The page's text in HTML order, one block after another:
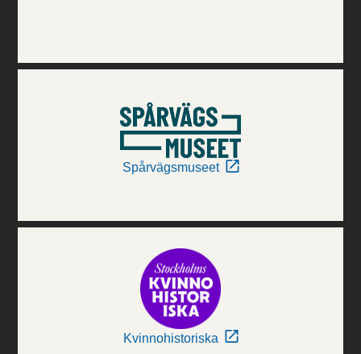
Spårvägsmuseet
Kvinnohistoriska